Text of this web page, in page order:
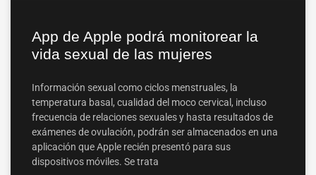
App de Apple podrá monitorear la
vida sexual de las mujeres
Información sexual como ciclos menstruales, la
temperatura basal, cualidad del moco cervical, incluso
frecuencia de relaciones sexuales y hasta resultados de
exámenes de ovulación, podrán ser almacenados en una
aplicación que Apple recién presentó para sus
dispositivos móviles. Se trata